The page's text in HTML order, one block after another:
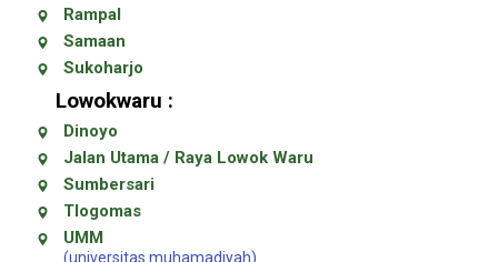
Rampal
Samaan
Sukoharjo
Lowokwaru :
Dinoyo
Jalan Utama / Raya Lowok Waru
Sumbersari
Tlogomas
UMM
(universitas muhamadiyah)